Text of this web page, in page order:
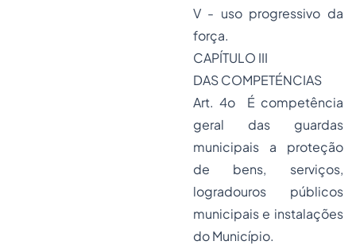
V - uso progressivo da
força.
CAPÍTULO III
DAS COMPETÉNCIAS
Art. 4o É competência
geral das guardas
municipais a proteção
de bens, serviços,
logradouros públicos
municipais e instalações
do Município.